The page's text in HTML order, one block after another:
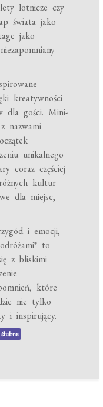
lotnicze czy
świata jako
jako
kreatywności
dla gości. Mini-
nazwami
unikalnego
coraz częściej
kultur –
dla miejsc,
i emocji,
to
z bliskimi
które
nie tylko
i inspirujący.